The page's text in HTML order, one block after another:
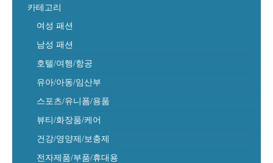
카테고리
여성 패션
남성 패션
호텔/여행/항공
유아/아동/임산부
스포츠/유니폼/용품
뷰티/화장품/케어
건강/영양제/보충제
전자제품/부품/휴대용